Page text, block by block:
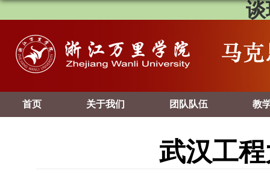
谈
首页 关于我们 团队队伍 教
武汉工